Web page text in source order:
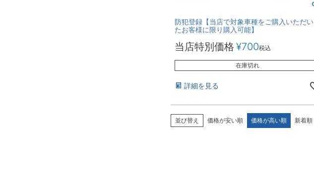
防犯登録【当店で対象車種をご購入いただい
たお客様に限り購入可能】
当店特別価格 ¥700税込
在庫切れ
詳細を見る
並び替え 価格が安い順 価格が高い順 新着順